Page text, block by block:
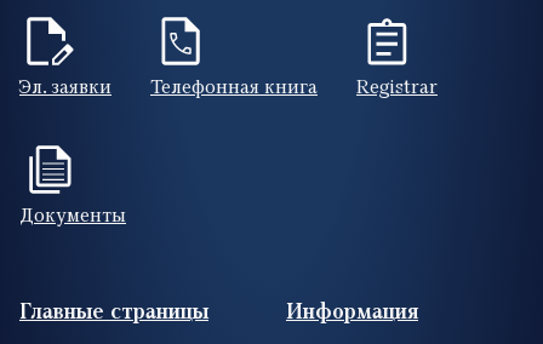
Эл. заявки Телефонная книга Registrar
Документы
Footer (RUS)
Главные страницы Информация